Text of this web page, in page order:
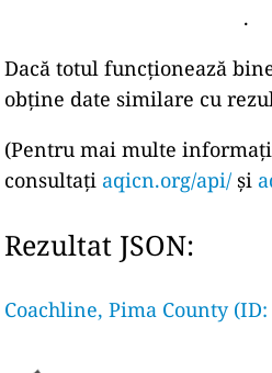
.
Dacă totul funcționează
obține date similare cu
(Pentru mai multe
consultați aqicn.org/api/ și
Rezultat JSON:
Coachline, Pima County (ID: